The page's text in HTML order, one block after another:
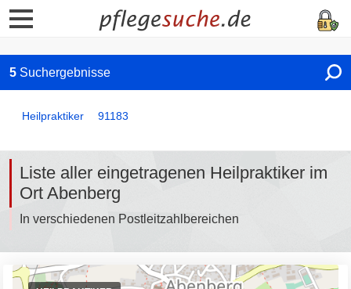
5 Suchergebnisse
Heilpraktiker 91183
Liste aller eingetragenen Heilpraktiker im
Ort Abenberg
In verschiedenen Postleitzahlbereichen